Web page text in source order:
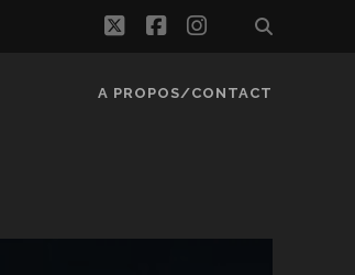
twitterfacebook
instagram
A PROPOS/CONTACT